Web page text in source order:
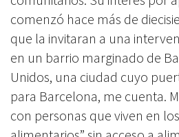
comenzó hace más de
que la invitaran a una
en un barrio marginado de
Unidos, una ciudad cuyo
para Barcelona, me cuenta.
con personas que viven en